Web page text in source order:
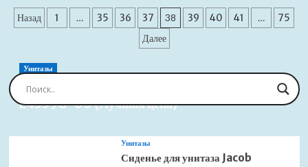
WTE
без
Delafon
бачком
Пагинация
Назад 1 … 35 36 37 38 39 40 41 …
75
Далее
Унитазы
Сиденье для унитаза Jacob Delafon Brive
E4359G-00 (Лучшая цена)
Унитазы
Сиденье для унитаза Jacob